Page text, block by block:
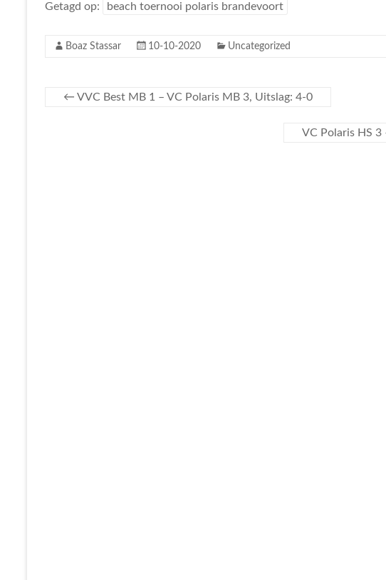
Getagd op: beach toernooi polaris brandevoort
Boaz Stassar 10-10-2020 Uncategorized
← VVC Best MB 1 – VC Polaris MB 3, Uitslag: 4-0
VC Polaris HS 3